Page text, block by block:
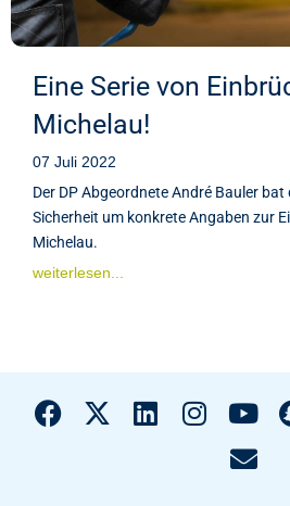
Eine Serie von
Michelau!
07 Juli 2022
Der DP Abgeordnete André Bauler
Sicherheit um konkrete Angaben zur
Michelau.
weiterlesen...